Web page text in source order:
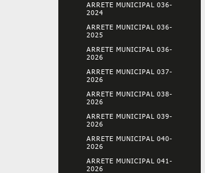
ARRETE MUNICIPAL 036-
2024
ARRETE MUNICIPAL 036-
2025
ARRETE MUNICIPAL 036-
2026
ARRETE MUNICIPAL 037-
2026
ARRETE MUNICIPAL 038-
2026
ARRETE MUNICIPAL 039-
2026
ARRETE MUNICIPAL 040-
2026
ARRETE MUNICIPAL 041-
2026